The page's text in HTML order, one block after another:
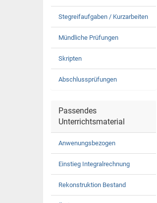
Stegreifaufgaben / Kurzarbeiten
Mündliche Prüfungen
Skripten
Abschlussprüfungen
Passendes
Unterrichtsmaterial
Anwenungsbezogen
Einstieg Integralrechnung
Rekonstruktion Bestand